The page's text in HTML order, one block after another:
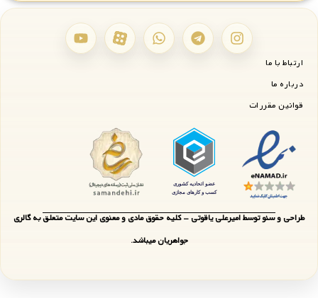
ارتباط با ما
درباره ما
قوانین مقررات
طراحی و سئو توسط امیرعلی یاقوتی - کلیه حقوق مادی و معنوی این سایت متعلق به گالری
جواهریان میباشد.